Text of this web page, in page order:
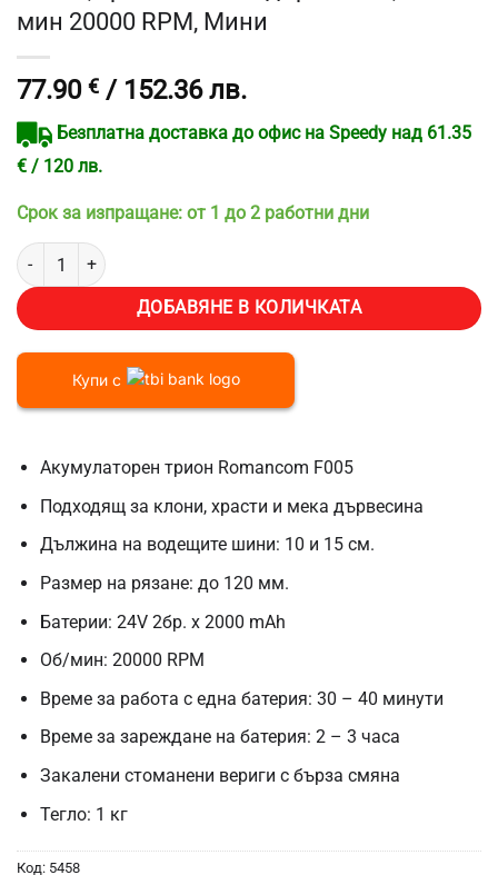
мин 20000 RPM, Мини
77.90 € / 152.36 лв.
Безплатна доставка до офис на Speedy над 61.35
€ / 120 лв.
Срок за изпращане: от 1 до 2 работни дни
количество за Акумулаторен верижен трион Romancom F005,
ДОБАВЯНЕ В КОЛИЧКАТА
Купи с
Акумулаторен трион Romancom F005
Подходящ за клони, храсти и мека дървесина
Дължина на водещите шини: 10 и 15 см.
Размер на рязане: до 120 мм.
Батерии: 24V 2бр. х 2000 mAh
Об/мин: 20000 RPM
Време за работа с една батерия: 30 – 40 минути
Време за зареждане на батерия: 2 – 3 часа
Закалени стоманени вериги с бърза смяна
Тегло: 1 кг
Код: 5458